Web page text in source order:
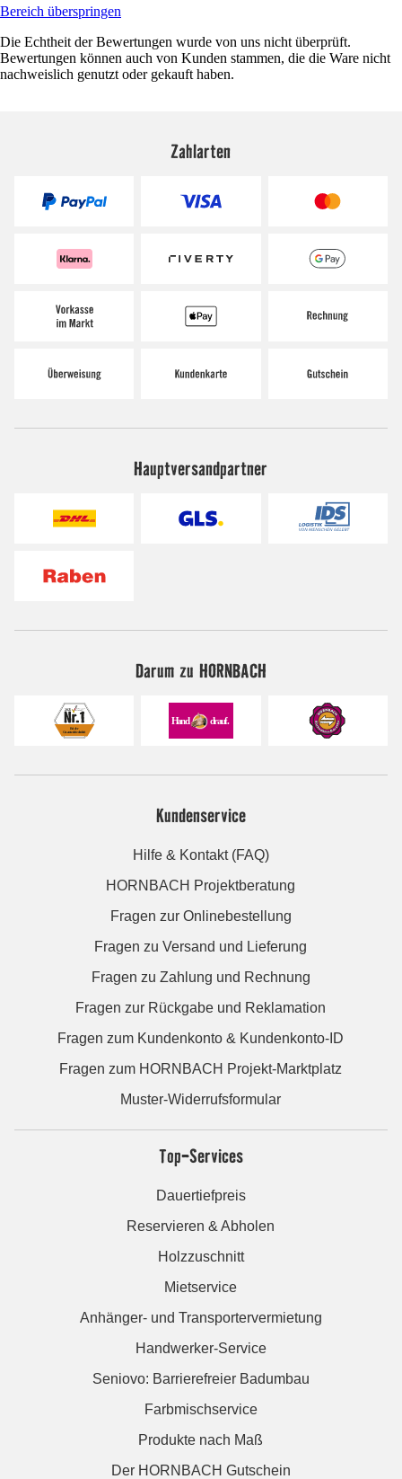
Bereich überspringen
Die Echtheit der Bewertungen wurde von uns nicht überprüft.
Bewertungen können auch von Kunden stammen, die die Ware nicht
nachweislich genutzt oder gekauft haben.
Zahlarten
Hauptversandpartner
Darum zu HORNBACH
Kundenservice
Hilfe & Kontakt (FAQ)
HORNBACH Projektberatung
Fragen zur Onlinebestellung
Fragen zu Versand und Lieferung
Fragen zu Zahlung und Rechnung
Fragen zur Rückgabe und Reklamation
Fragen zum Kundenkonto & Kundenkonto-ID
Fragen zum HORNBACH Projekt-Marktplatz
Muster-Widerrufsformular
Top-Services
Dauertiefpreis
Reservieren & Abholen
Holzzuschnitt
Mietservice
Anhänger- und Transportervermietung
Handwerker-Service
Seniovo: Barrierefreier Badumbau
Farbmischservice
Produkte nach Maß
Der HORNBACH Gutschein